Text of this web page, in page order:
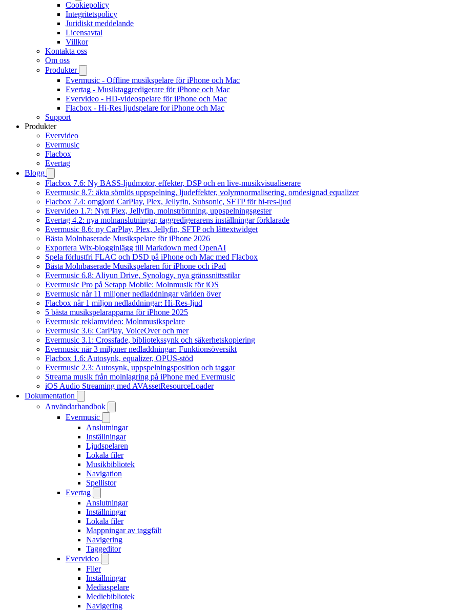
Cookiepolicy
Integritetspolicy
Juridiskt meddelande
Licensavtal
Villkor
Kontakta oss
Om oss
Produkter
Evermusic - Offline musikspelare för iPhone och Mac
Evertag - Musiktaggredigerare för iPhone och Mac
Evervideo - HD-videospelare för iPhone och Mac
Flacbox - Hi-Res ljudspelare for iPhone och Mac
Support
Produkter
Evervideo
Evermusic
Flacbox
Evertag
Blogg
Flacbox 7.6: Ny BASS-ljudmotor, effekter, DSP och en live-musikvisualiserare
Evermusic 8.7: äkta sömlös uppspelning, ljudeffekter, volymnormalisering, omdesignad equalizer
Flacbox 7.4: omgjord CarPlay, Plex, Jellyfin, Subsonic, SFTP för hi-res-ljud
Evervideo 1.7: Nytt Plex, Jellyfin, molnströmning, uppspelningsgester
Evertag 4.2: nya molnanslutningar, taggredigerarens inställningar förklarade
Evermusic 8.6: ny CarPlay, Plex, Jellyfin, SFTP och låttextwidget
Bästa Molnbaserade Musikspelare för iPhone 2026
Exportera Wix-blogginlägg till Markdown med OpenAI
Spela förlustfri FLAC och DSD på iPhone och Mac med Flacbox
Bästa Molnbaserade Musikspelaren för iPhone och iPad
Evermusic 6.8: Aliyun Drive, Synology, nya gränssnittsstilar
Evermusic Pro på Setapp Mobile: Molnmusik för iOS
Evermusic når 11 miljoner nedladdningar världen över
Flacbox når 1 miljon nedladdningar: Hi-Res-ljud
5 bästa musikspelarapparna för iPhone 2025
Evermusic reklamvideo: Molnmusikspelare
Evermusic 3.6: CarPlay, VoiceOver och mer
Evermusic 3.1: Crossfade, bibliotekssynk och säkerhetskopiering
Evermusic når 3 miljoner nedladdningar: Funktionsöversikt
Flacbox 1.6: Autosynk, equalizer, OPUS-stöd
Evermusic 2.3: Autosynk, uppspelningsposition och taggar
Streama musik från molnlagring på iPhone med Evermusic
iOS Audio Streaming med AVAssetResourceLoader
Dokumentation
Användarhandbok
Evermusic
Anslutningar
Inställningar
Ljudspelaren
Lokala filer
Musikbibliotek
Navigation
Spellistor
Evertag
Anslutningar
Inställningar
Lokala filer
Mappningar av taggfält
Navigering
Taggeditor
Evervideo
Filer
Inställningar
Mediaspelare
Mediebibliotek
Navigering